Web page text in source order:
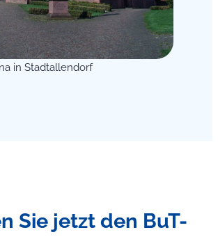
in Stadtallendorf
Sie jetzt den BuT-